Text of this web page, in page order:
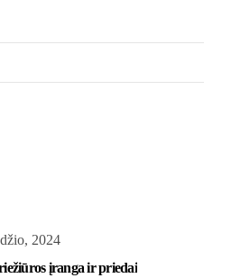
2024
įranga ir priedai